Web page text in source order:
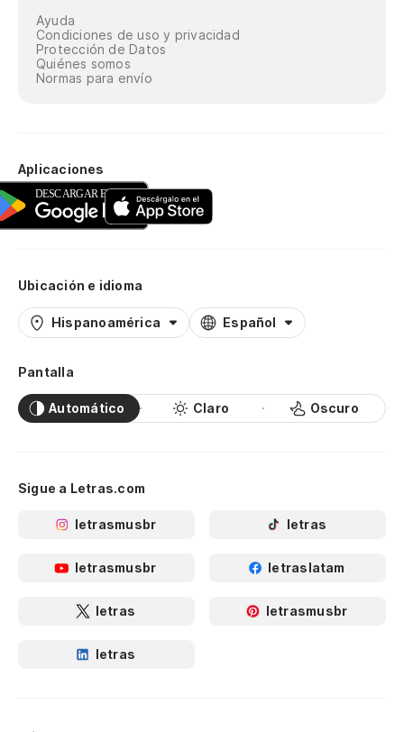
Ayuda
Condiciones de uso y privacidad
Protección de Datos
Quiénes somos
Normas para envío
Aplicaciones
Ubicación e idioma
Hispanoamérica Español
Pantalla
Automático Claro Oscuro
Sigue a Letras.com
letrasmusbr letras
letrasmusbr letraslatam
letras letrasmusbr
letras